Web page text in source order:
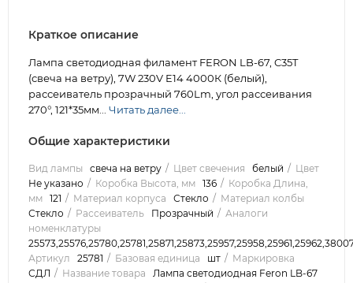
Краткое описание
Лампа светодиодная филамент FERON LB-67, C35T
(свеча на ветру), 7W 230V E14 4000К (белый),
рассеиватель прозрачный 760Lm, угол рассеивания
270°, 121*35мм... Читать далее...
Общие характеристики
Вид лампы свеча на ветру Цвет свечения белый
Цвет
Не указано
Коробка Высота, мм 136
Коробка Длина,
мм 121 Материал корпуса Стекло
Материал колбы
Стекло
Рассеиватель Прозрачный
Аналоги
номенклатуры
Артикул
25781 Базовая единица шт
Маркировка
СДЛ
Название товара
Лампа светодиодная Feron LB-67